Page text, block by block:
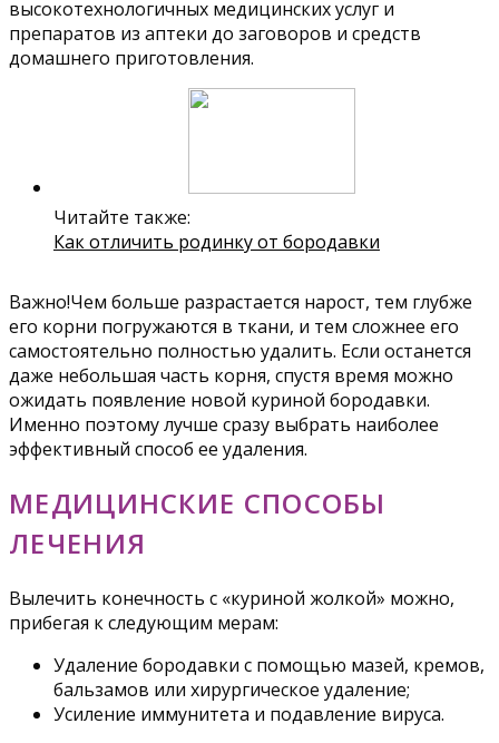
высокотехнологичных медицинских услуг и
препаратов из аптеки до заговоров и средств
домашнего приготовления.
Читайте также:
Как отличить родинку от бородавки
Важно!Чем больше разрастается нарост, тем глубже
его корни погружаются в ткани, и тем сложнее его
самостоятельно полностью удалить. Если останется
даже небольшая часть корня, спустя время можно
ожидать появление новой куриной бородавки.
Именно поэтому лучше сразу выбрать наиболее
эффективный способ ее удаления.
МЕДИЦИНСКИЕ СПОСОБЫ
ЛЕЧЕНИЯ
Вылечить конечность с «куриной жолкой» можно,
прибегая к следующим мерам:
Удаление бородавки с помощью мазей, кремов,
бальзамов или хирургическое удаление;
Усиление иммунитета и подавление вируса.